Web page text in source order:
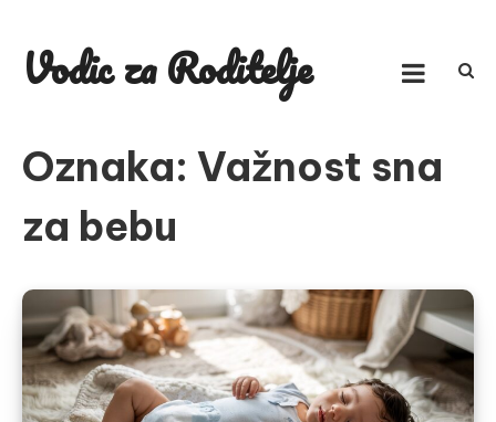
content
Vodic za Roditelje
Oznaka: Važnost sna
za bebu